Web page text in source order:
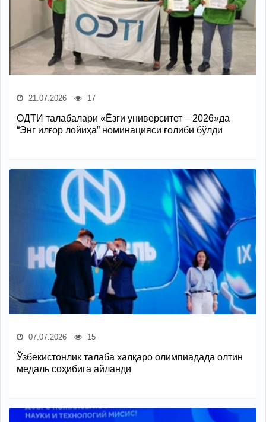
21.07.2026 17
ОДТИ талабалари «Ёзги университет – 2026»да
“Энг илғор лойиҳа” номинацияси ғолиби бўлди
07.07.2026 15
Ўзбекистонлик талаба халқаро олимпиадада олтин
медаль соҳибига айланди